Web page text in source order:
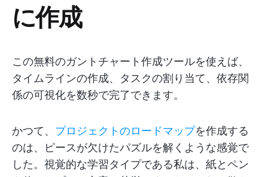
に作成
この無料のガントチャート作成ツールを使えば、
タイムラインの作成、タスクの割り当て、依存関
係の可視化を数秒で完了できます。
かつて、 プロジェクトのロードマップを作成する
のは、ピースが欠けたパズルを解くような感覚で
した。視覚的な学習タイプである私は、紙とペン